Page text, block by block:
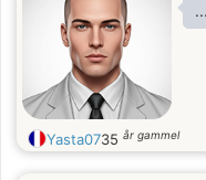
Yasta0735 år gammel